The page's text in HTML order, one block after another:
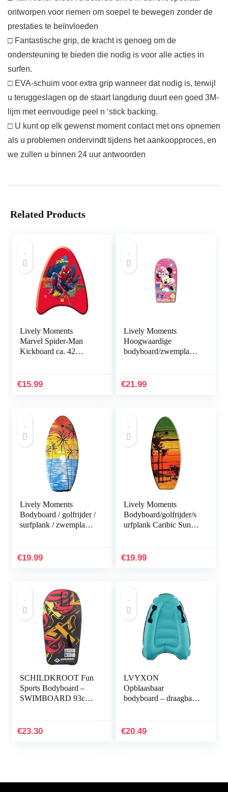
ontworpen voor riemen om soepel te bewegen zonder de
prestaties te beïnvloeden
□ Fantastische grip, de kracht is genoeg om de
ondersteuning te bieden die nodig is voor alle acties in
surfen.
□ EVA-schuim voor extra grip wanneer dat nodig is, terwijl
u teruggeslagen op de staart langdurig duurt een goed 3M-
lijm met eenvoudige peel n ‘stick backing.
□ U kunt op elk gewenst moment contact met ons opnemen
als u problemen ondervindt tijdens het aankoopproces, en
we zullen u binnen 24 uur antwoorden
Related Products
Lively Moments
Marvel Spider-Man
Kickboard ca. 42
surfboard
€15.99
Lively Moments
Hoogwaardige
bodyboard/zwemplank
Fabulous ca. 84 cm
€21.99
Lively Moments
Bodyboard / golfrijder /
surfplank / zwemplank
€19.99
Lively Moments
Bodyboard/golfrijder/s
urfplank Caribic Sun
€19.99
SCHILDKROOT Fun
Sports Bodyboard –
SWIMBOARD 93cm
€23.30
LVYXON
Opblaasbaar
bodyboard – draagbaar
zwemmen, leren,
€20.49